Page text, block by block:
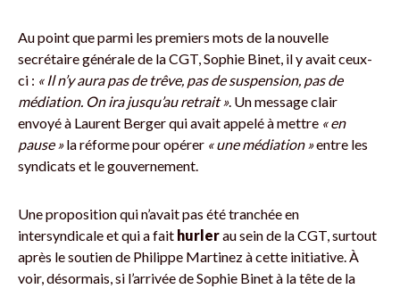
Au point que parmi les premiers mots de la nouvelle
secrétaire générale de la CGT, Sophie Binet, il y avait ceux-
ci : « Il n’y aura pas de trêve, pas de suspension, pas de
médiation. On ira jusqu’au retrait ». Un message clair
envoyé à Laurent Berger qui avait appelé à mettre « en
pause »la réforme pour opérer « une médiation »entre les
syndicats et le gouvernement.
Une proposition qui n’avait pas été tranchée en
intersyndicale et qui a fait hurlerau sein de la CGT, surtout
après le soutien de Philippe Martinez à cette initiative. À
voir, désormais, si l’arrivée de Sophie Binet à la tête de la